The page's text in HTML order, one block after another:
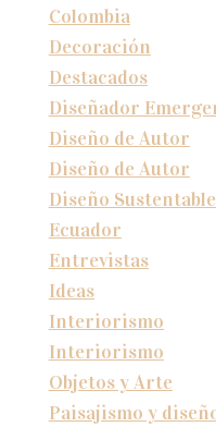
Colombia
Decoración
Destacados
Diseñador
Diseño de Autor
Diseño de Autor
Diseño Sustentable
Ecuador
Entrevistas
Ideas
Interiorismo
Interiorismo
Objetos y Arte
Paisajismo y